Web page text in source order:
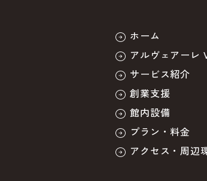
ホーム
アルヴェアーレ
サービス紹介
創業支援
館内設備
プラン・料金
アクセス・周辺